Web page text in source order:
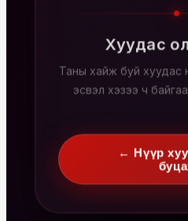
Хуудас
Таны хайж буй хуудас
эсвэл хэзээ ч
← Нүүр